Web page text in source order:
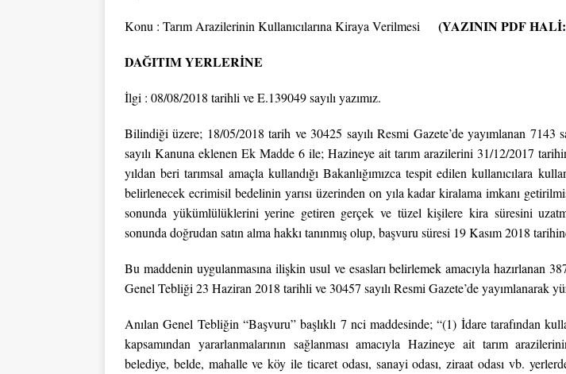
Konu : Tarım Arazilerinin Kullanıcılarına Kiraya Verilmesi (YAZININ PDF HALİ:
DAĞITIM YERLERİNE
İlgi : 08/08/2018 tarihli ve E.139049 sayılı yazımız.
Bilindiği üzere; 18/05/2018 tarih ve 30425 sayılı Resmi Gazete’de yayımlanan 7143
sayılı Kanuna eklenen Ek Madde 6 ile; Hazineye ait tarım arazilerini 31/12/2017
yıldan beri tarımsal amaçla kullandığı Bakanlığımızca tespit edilen kullanıcılara
belirlenecek ecrimisil bedelinin yarısı üzerinden on yıla kadar kiralama imkanı
sonunda yükümlülüklerini yerine getiren gerçek ve tüzel kişilere kira süresini
sonunda doğrudan satın alma hakkı tanınmış olup, başvuru süresi 19 Kasım 2018
Bu maddenin uygulanmasına ilişkin usul ve esasları belirlemek amacıyla hazırlanan
Genel Tebliği 23 Haziran 2018 tarihli ve 30457 sayılı Resmi Gazete’de yayımlanarak
Anılan Genel Tebliğin “Başvuru” başlıklı 7 nci maddesinde; “(1) İdare tarafından
kapsamından yararlanmalarının sağlanması amacıyla Hazineye ait tarım
belediye, belde, mahalle ve köy ile ticaret odası, sanayi odası, ziraat odası vb.